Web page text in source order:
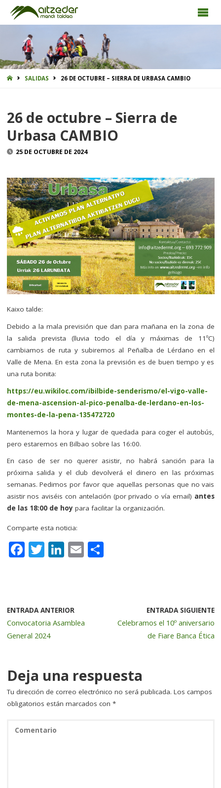
INICIOSALIDAS 26 DE OCTUBRE – SIERRA DE URBASA CAMBIO
26 de octubre – Sierra de
Urbasa CAMBIO
25 DE OCTUBRE DE 2024
Kaixo talde:
Debido a la mala previsión que dan para mañana en la zona de
la salida prevista (lluvia todo el día y máximas de 11ºC)
cambiamos de ruta y subiremos al Peñalba de Lérdano en el
Valle de Mena. En esta zona la previsión es de buen tiempo y es
una ruta bonita:
https://eu.wikiloc.com/ibilbide-senderismo/el-vigo-valle-
de-mena-ascension-al-pico-penalba-de-lerdano-en-los-
montes-de-la-pena-135472720
Mantenemos la hora y lugar de quedada para coger el autobús,
pero estaremos en Bilbao sobre las 16:00.
En caso de ser no querer asistir, no habrá sanción para la
próxima salida y el club devolverá el dinero en las próximas
semanas. Pedimos por favor que aquellas personas que no vais
asistir nos aviséis con antelación (por privado o vía email) antes
de las 18:00 de hoy para facilitar la organización.
Comparte esta noticia:
F
b
o
o
T
r
Li
dI
n
E C
ENTRADA ANTERIOR
Convocatoria Asamblea
General 2024
ENTRADA SIGUIENTE
Celebramos el 10º aniversario
de Fiare Banca Ética
Deja una respuesta
Tu dirección de correo electrónico no será publicada. Los campos
obligatorios están marcados con *